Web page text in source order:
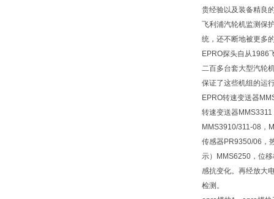
贵经验以及装备精良
飞利浦汽轮机监测保
统，还不断地被更多
EPRO探头自从1986
二百多台套大型汽轮
保证了这些机组的运
EPRO转速变送器
转速变送器
MMS3910/311-08，
传感器PR9350/06，
示）MMS6250，位
感抗变化。再经放大
检测。